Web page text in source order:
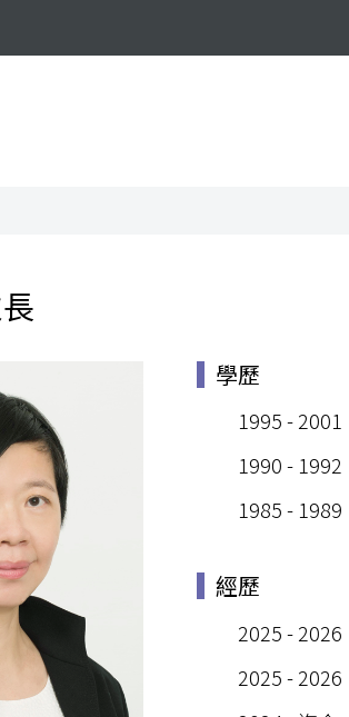
學歷
1995 - 2001
1990 - 1992
1985 - 1989
經歷
2025 - 2026
2025 - 2026